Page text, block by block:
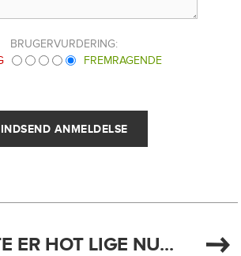
BRUGERVURDERING:
FREMRAGENDE
ER HOT LIGE NU...